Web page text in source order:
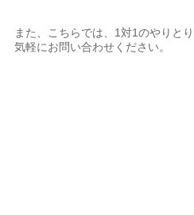
また、こちらでは、1対1のやりと
気軽にお問い合わせください。